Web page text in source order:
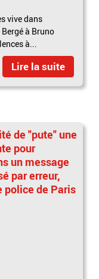
vive dans
à Bruno
à...
Lire la suite
de "pute" une
pour
un message
par erreur,
police de Paris